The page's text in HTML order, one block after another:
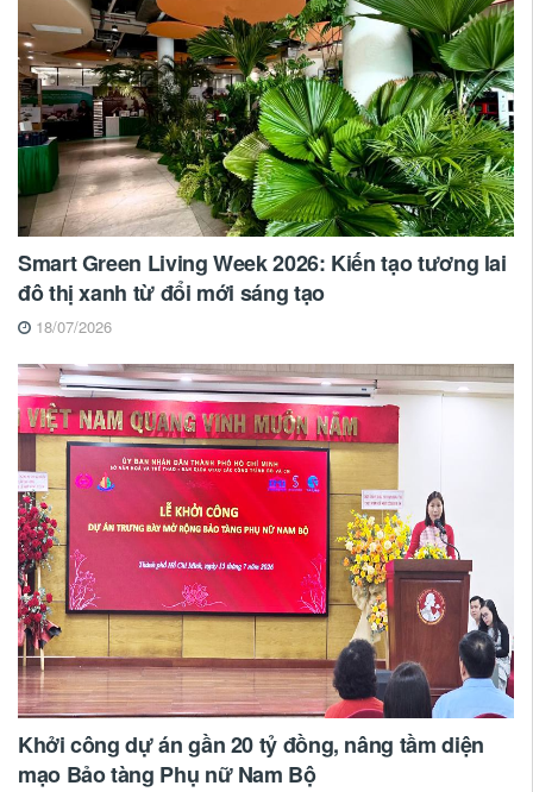
Smart Green Living Week 2026: Kiến tạo tương lai
đô thị xanh từ đổi mới sáng tạo
18/07/2026
Khởi công dự án gần 20 tỷ đồng, nâng tầm diện
mạo Bảo tàng Phụ nữ Nam Bộ